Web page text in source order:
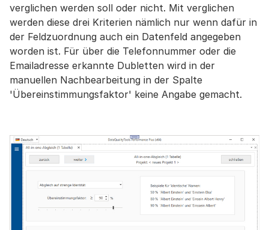
verglichen werden soll oder nicht. Mit verglichen
werden diese drei Kriterien nämlich nur wenn dafür in
der Feldzuordnung auch ein Datenfeld angegeben
worden ist. Für über die Telefonnummer oder die
Emailadresse erkannte Dubletten wird in der
manuellen Nachbearbeitung in der Spalte
'Übereinstimmungsfaktor' keine Angabe gemacht.